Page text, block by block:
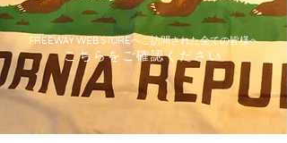
FREEWAY WEB STOREへご訪問された全ての皆様へ
こちらをご確認ください